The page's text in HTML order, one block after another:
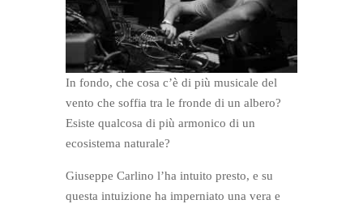
In fondo, che cosa c’è di più musicale del
vento che soffia tra le fronde di un albero?
Esiste qualcosa di più armonico di un
ecosistema naturale?
Giuseppe Carlino l’ha intuito presto, e su
questa intuizione ha imperniato una vera e